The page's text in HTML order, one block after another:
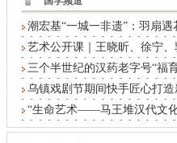
潮宏基“一城一非遗”：羽扇遇
艺术公开课｜王晓昕、徐宁
三个半世纪的汉药老字号“福
乌镇戏剧节期间快手匠心打
“生命艺术——马王堆汉代文